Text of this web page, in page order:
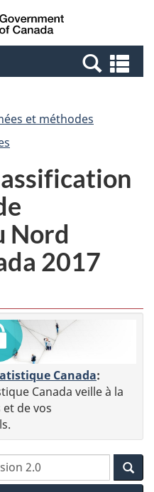
Passer
au
Passer
à
Canada
et
et méthodes
Nord
2017
Canada:
Canada veille à la
de vos